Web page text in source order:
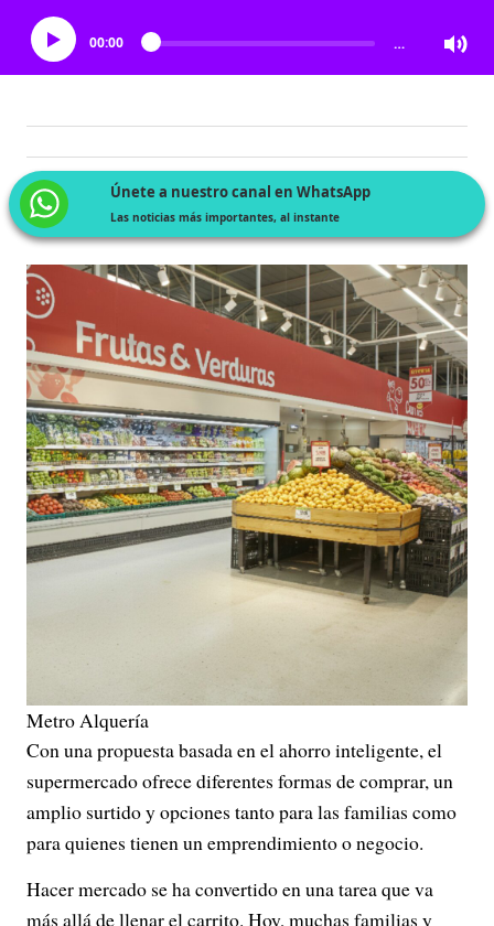
00:00 …
Únete a nuestro canal en WhatsApp
Las noticias más importantes, al instante
Metro Alquería
Con una propuesta basada en el ahorro inteligente, el
supermercado ofrece diferentes formas de comprar, un
amplio surtido y opciones tanto para las familias como
para quienes tienen un emprendimiento o negocio.
Hacer mercado se ha convertido en una tarea que va
más allá de llenar el carrito. Hoy, muchas familias y